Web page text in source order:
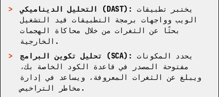
التحليل الديناميكي (DAST):
الويب وواجهات برمجة التطبيقات قيد التشغيل
بحثًا عن الثغرات من خلال محاكاة الهجمات
الخارجية.
تحليل تكوين البرامج (SCA):
مفتوحة المصدر في قاعدة الكود الخاصة بك،
ويبلغ عن الثغرات المعروفة، ويساعد في إدارة
مخاطر التراخيص.